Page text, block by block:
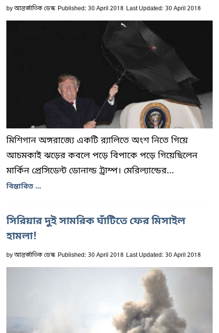
byআন্তর্জাতিক ডেস্ক Published: 30 April 2018 Last Updated: 30 April 2018
মিশিগান অঙ্গরাজ্যে একটি র‌্যালিতে অংশ নিতে গিয়ে
আচমকাই ঝড়ের কবলে পড়ে বিপাকে পড়ে গিয়েছিলেন
মার্কিন প্রেসিডেন্ট ডোনাল্ড ট্রাম্প। মেরিল্যান্ডের...
বিস্তারিত ...
সিরিয়ার দুই সামরিক ঘাঁটিতে ফের মিসাইল
হামলা!
byআন্তর্জাতিক ডেস্ক Published: 30 April 2018 Last Updated: 30 April 2018